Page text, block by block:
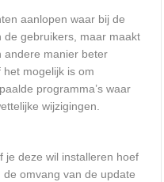
aanlopen waar bij de
de gebruikers, maar maakt
andere manier beter
mogelijk is om
programma’s waar
wijzigingen.
je deze wil installeren hoef
de omvang van de update